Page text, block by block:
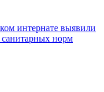
интернате выявили
санитарных норм